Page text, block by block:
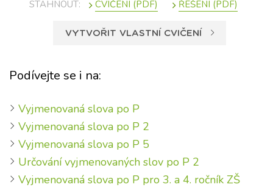
STÁHNOUT:
VYTVOŘIT VLASTNÍ CVIČENÍ
Podívejte se i na:
Vyjmenovaná slova po P
Vyjmenovaná slova po P 2
Vyjmenovaná slova po P 5
Určování vyjmenovaných slov po P 2
Vyjmenovaná slova po P pro 3. a 4. ročník ZŠ